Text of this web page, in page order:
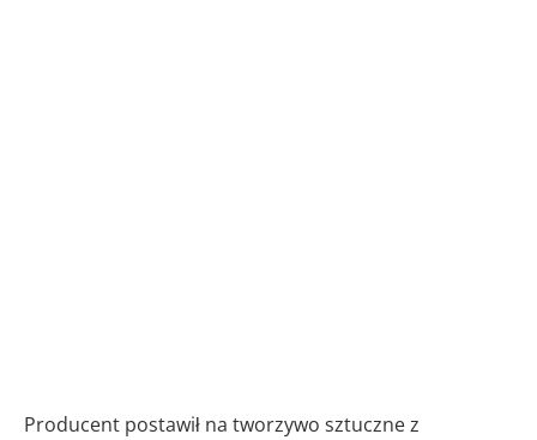
Producent postawił na tworzywo sztuczne z